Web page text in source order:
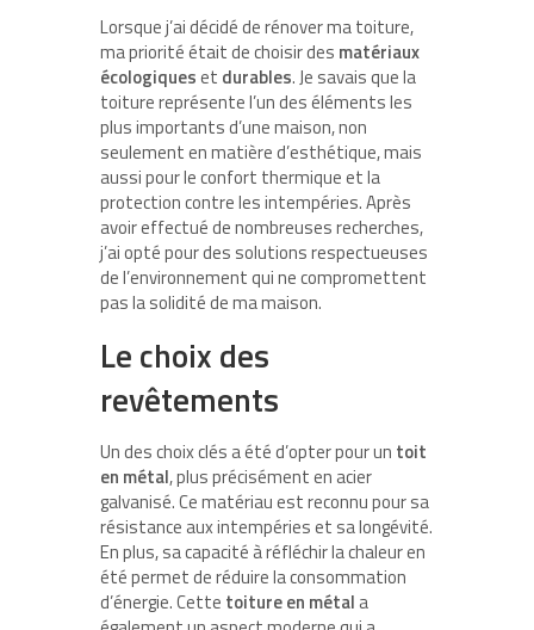
Lorsque j’ai décidé de rénover ma toiture,
ma priorité était de choisir des matériaux
écologiqueset durables. Je savais que la
toiture représente l’un des éléments les
plus importants d’une maison, non
seulement en matière d’esthétique, mais
aussi pour le confort thermique et la
protection contre les intempéries. Après
avoir effectué de nombreuses recherches,
j’ai opté pour des solutions respectueuses
de l’environnement qui ne compromettent
pas la solidité de ma maison.
Le choix des
revêtements
Un des choix clés a été d’opter pour un toit
en métal, plus précisément en acier
galvanisé. Ce matériau est reconnu pour sa
résistance aux intempéries et sa longévité.
En plus, sa capacité à réfléchir la chaleur en
été permet de réduire la consommation
d’énergie. Cette toiture en métal a